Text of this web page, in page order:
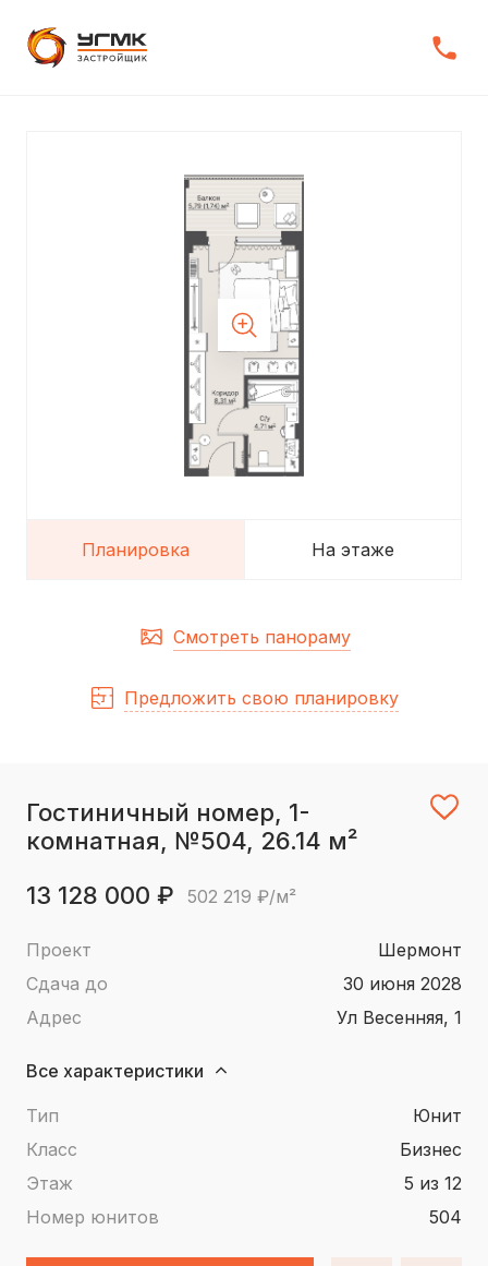
Планировка На этаже
Смотреть панораму
Предложить свою планировку
Гостиничный номер, 1-
комнатная, №504, 26.14 м²
13 128 000 ₽
502 219 ₽/м²
Проект
Шермонт
Сдача до
30 июня 2028
Адрес
ул Весенняя, 1
Все характеристики
Тип
юнит
Класс
Бизнес
Этаж
5 из 12
Номер юнитов
504